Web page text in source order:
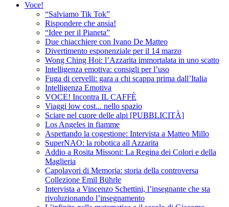
Voce!
“Salviamo Tik Tok”
Rispondere che ansia!
“Idee per il Pianeta”
Due chiacchiere con Ivano De Matteo
Divertimento esponenziale per il 14 marzo
Wong Ching Hoi: l’Azzarita immortalata in uno scatto
Intelligenza emotiva: consigli per l’uso
Fuga di cervelli: gara a chi scappa prima dall’Italia
Intelligenza Emotiva
VOCE! Incontra IL CAFFÈ
Viaggi low cost... nello spazio
Sciare nel cuore delle alpi [PUBBLICITÀ]
Los Angeles in fiamme
Aspettando la cogestione: Intervista a Matteo Millo
SuperNAO: la robotica all Azzarita
Addio a Rosita Missoni: La Regina dei Colori e della
Maglieria
Capolavori di Memoria: storia della controversa
Collezione Emil Bührle
Intervista a Vincenzo Schettini, l’insegnante che sta
rivoluzionando l’insegnamento